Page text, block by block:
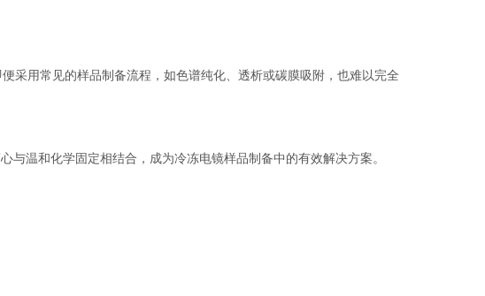
采用常见的样品制备流程，如色谱纯化、透析或碳膜吸附，也难以完全
与温和化学固定相结合，成为冷冻电镜样品制备中的有效解决方案。